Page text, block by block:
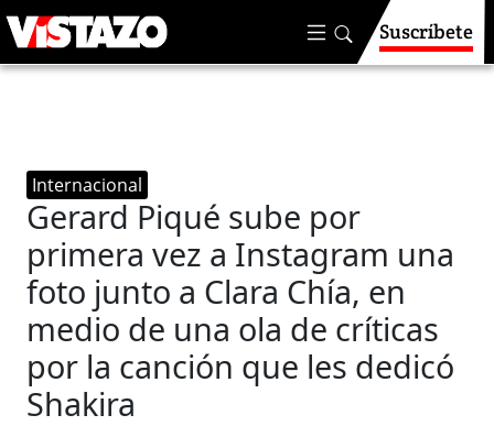
Suscríbete
Internacional
Gerard Piqué sube por
primera vez a Instagram una
foto junto a Clara Chía, en
medio de una ola de críticas
por la canción que les dedicó
Shakira